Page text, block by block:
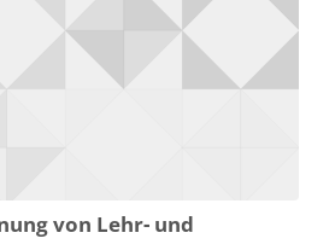
von Lehr- und